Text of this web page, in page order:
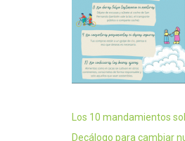
Los 10 mandamientos
Decálogo para cambiar